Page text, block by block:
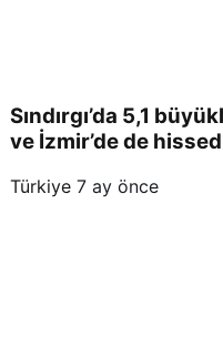
Sındırgı’da 5,1
ve İzmir’de de
Türkiye 7 ay önce